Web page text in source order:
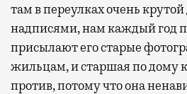
там в переулках очень
надписями, нам каждый год
присылают его старые
жильцам, и старшая по дому
против, потому что она